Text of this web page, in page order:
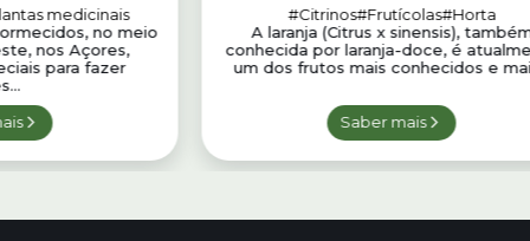
medicinais
no meio
nos Açores,
para fazer
#Citrinos#Frutícolas#Horta
A laranja (Citrus x sinensis),
conhecida por laranja-doce, é
um dos frutos mais conhecidos e
Saber mais